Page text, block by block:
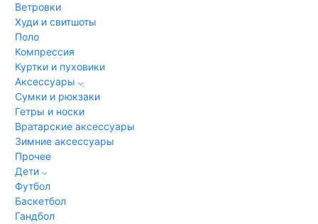
Ветровки
Худи и свитшоты
Поло
Компрессия
Куртки и пуховики
Аксессуары
Сумки и рюкзаки
Гетры и носки
Вратарские аксессуары
Зимние аксессуары
Прочее
Дети
Футбол
Баскетбол
Гандбол